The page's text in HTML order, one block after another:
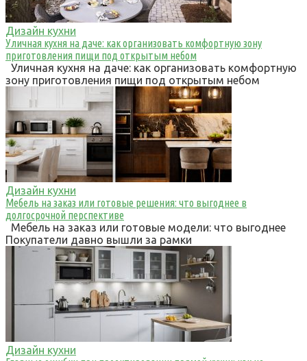
Дизайн кухни
Уличная кухня на даче: как организовать комфортную зону
приготовления пищи под открытым небом
Уличная кухня на даче: как организовать комфортную
зону приготовления пищи под открытым небом
Дизайн кухни
Мебель на заказ или готовые решения: что выгоднее в
долгосрочной перспективе
Мебель на заказ или готовые модели: что выгоднее
Покупатели давно вышли за рамки
Дизайн кухни